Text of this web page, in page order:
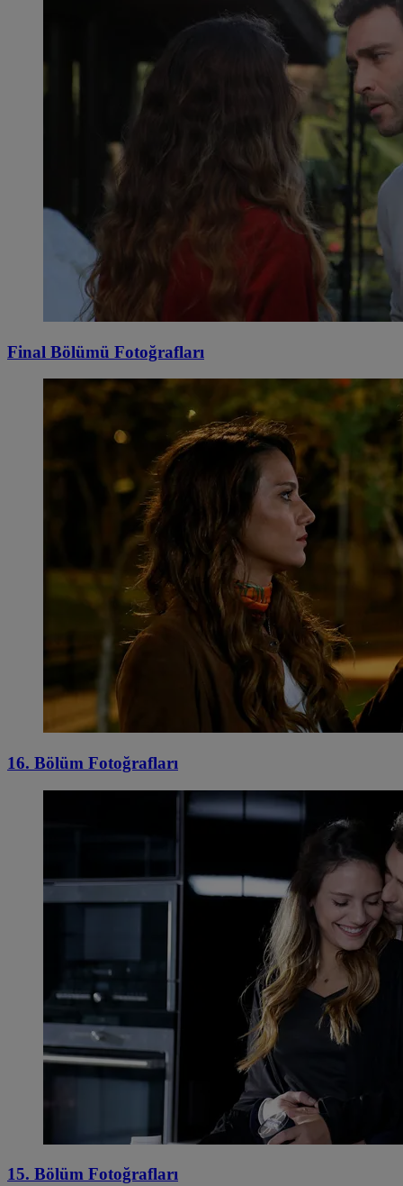
Final Bölümü Fotoğrafları
16. Bölüm Fotoğrafları
15. Bölüm Fotoğrafları